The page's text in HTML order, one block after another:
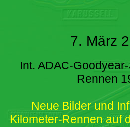
7. März
Int. ADAC-
Rennen
Neue Bilder und
Kilometer-Rennen auf